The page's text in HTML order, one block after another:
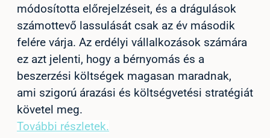
módosította előrejelzéseit, és a drágulások
számottevő lassulását csak az év második
felére várja. Az erdélyi vállalkozások számára
ez azt jelenti, hogy a bérnyomás és a
beszerzési költségek magasan maradnak,
ami szigorú árazási és költségvetési stratégiát
követel meg.
További részletek.